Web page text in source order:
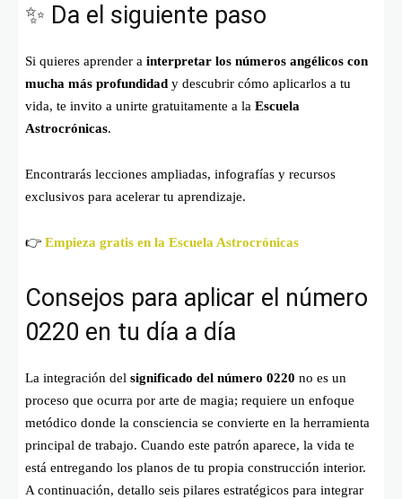
✨ Da el siguiente paso
Si quieres aprender a interpretar los números angélicos con
mucha más profundidad y descubrir cómo aplicarlos a tu
vida, te invito a unirte gratuitamente a la Escuela
Astrocrónicas.
Encontrarás lecciones ampliadas, infografías y recursos
exclusivos para acelerar tu aprendizaje.
👉 Empieza gratis en la Escuela Astrocrónicas
Consejos para aplicar el número
0220 en tu día a día
La integración del significado del número 0220 no es un
proceso que ocurra por arte de magia; requiere un enfoque
metódico donde la consciencia se convierte en la herramienta
principal de trabajo. Cuando este patrón aparece, la vida te
está entregando los planos de tu propia construcción interior.
A continuación, detallo seis pilares estratégicos para integrar